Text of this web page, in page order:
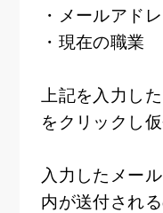
・メールアド
・現在の職業
上記を入力し
をクリックし
入力したメー
内が送付され